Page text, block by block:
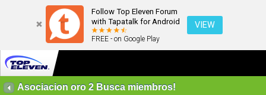
Follow Top Eleven Forum
with Tapatalk for Android
FREE - on Google Play
VIEW
Asociacion oro 2 Busca miembros!